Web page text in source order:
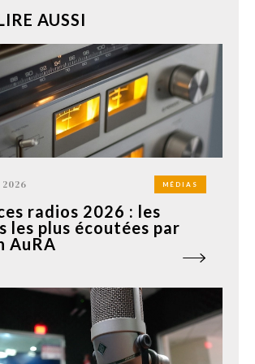
AUSSI
MÉDIAS
radios 2026 : les
les plus écoutées par
AuRA